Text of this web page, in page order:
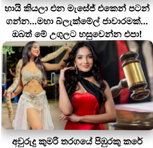
හායි කියලා එන මැසේජ් එකෙන් පටන්
ගන්න...මහා බ්ලැක්මේල් ජාවාරමක්...
ඔබත් මේ උගුලට හසුවෙන්න එපා!
අවුරුදු කුමරි තරගයේ පිඹුරකු කරේ